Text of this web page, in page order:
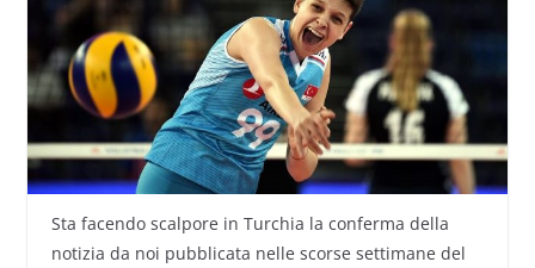
Sta facendo scalpore in Turchia la conferma della
notizia da noi pubblicata nelle scorse settimane del